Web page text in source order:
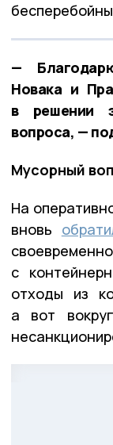
—
Новака и
в решении
вопроса, —
Мусорный
На
вновь
с
отходы из
а вот